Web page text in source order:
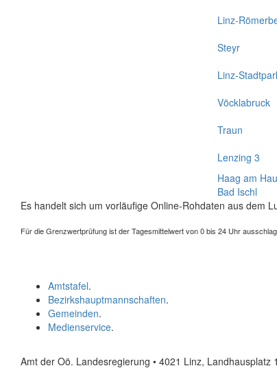
Linz-
Steyr
Linz-
Vöcklabruck
Traun
Lenzing 3
Haag am
Bad Ischl
Es handelt sich um vorläufige Online-Rohdaten aus dem
Für die Grenzwertprüfung ist der Tagesmittelwert von 0 bis 24 Uhr
Amtstafel.
Bezirkshauptmannschaften.
Gemeinden.
Medienservice.
Amt der Oö. Landesregierung • 4021 Linz, Landhausplatz 1